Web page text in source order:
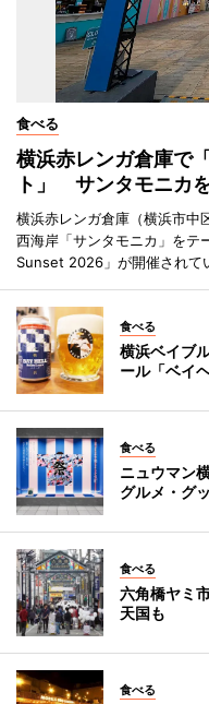
食べる
横浜赤レンガ倉庫で
ト」 サンタモニカ
横浜赤レンガ倉庫（横浜市中
西海岸「サンタモニカ」をテ
Sunset 2026」が開催されて
食べる
横浜ベイブ
ール「ベイ
食べる
ニュウマン
グルメ・グ
食べる
六角橋ヤミ
天国も
食べる